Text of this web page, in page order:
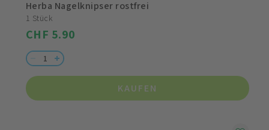
Herba Nagelknipser rostfrei
1 Stück
CHF 5.90
KAUFEN